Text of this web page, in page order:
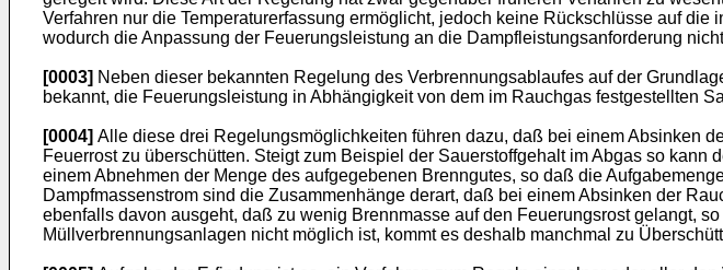
Verfahren nur die Temperaturerfassung ermöglicht, jedoch keine Rückschlüsse auf
wodurch die Anpassung der Feuerungsleistung an die Dampfleistungsanforderung
[0003] Neben dieser bekannten Regelung des Verbrennungsablaufes auf der
bekannt, die Feuerungsleistung in Abhängigkeit von dem im Rauchgas festgestellten
[0004] Alle diese drei Regelungsmöglichkeiten führen dazu, daß bei einem Absinken
Feuerrost zu überschütten. Steigt zum Beispiel der Sauerstoffgehalt im Abgas so
einem Abnehmen der Menge des aufgegebenen Brenngutes, so daß die
Dampfmassenstrom sind die Zusammenhänge derart, daß bei einem Absinken der
ebenfalls davon ausgeht, daß zu wenig Brennmasse auf den Feuerungsrost gelangt,
Müllverbrennungsanlagen nicht möglich ist, kommt es deshalb manchmal zu